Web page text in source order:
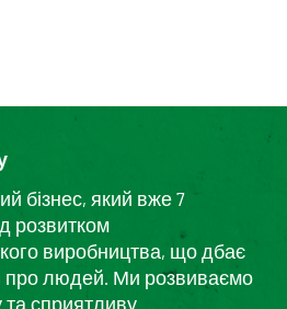
бізнес, який вже 7
розвитком
виробництва, що дбає
про людей. Ми розвиваємо
сприятливу